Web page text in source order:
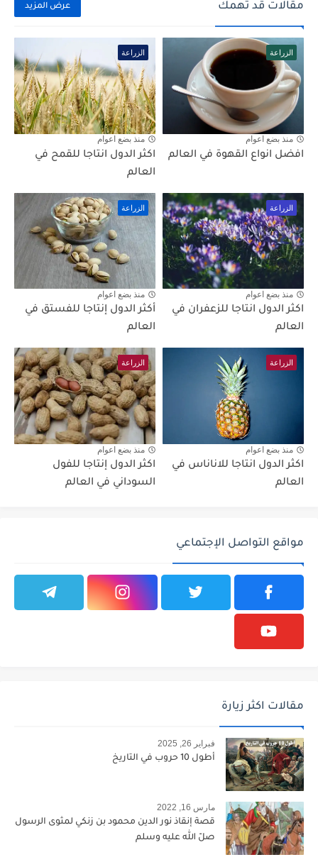
مقالات قد تهمك عرض المزيد
الزراعة
منذ بضع اعوام
افضل انواع القهوة في العالم
الزراعة
منذ بضع اعوام
اكثر الدول انتاجا للقمح في
العالم
الزراعة
منذ بضع اعوام
اكثر الدول انتاجا للزعفران في
العالم
الزراعة
منذ بضع اعوام
أكثر الدول إنتاجا للفستق في
العالم
الزراعة
منذ بضع اعوام
اكثر الدول انتاجا للاناناس في
العالم
الزراعة
منذ بضع اعوام
اكثر الدول إنتاجا للفول
السوداني في العالم
مواقع التواصل الإجتماعي
مقالات اكثر زيارة
فبراير 26, 2025
أطول 10 حروب في التاريخ
مارس 16, 2022
قصة إنقاذ نور الدين محمود بن زنكي لمثوى الرسول
صلّ الله عليه وسلم